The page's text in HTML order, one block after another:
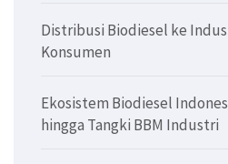
Distribusi Biodiesel ke
Konsumen
Ekosistem Biodiesel
hingga Tangki BBM Industri